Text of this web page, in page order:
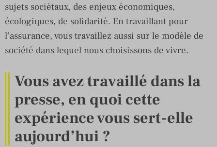
sujets sociétaux, des enjeux économiques,
écologiques, de solidarité. En travaillant pour
l’assurance, vous travaillez aussi sur le modèle de
société dans lequel nous choisissons de vivre.
Vous avez travaillé dans la
presse, en quoi cette
expérience vous sert-elle
aujourd’hui ?